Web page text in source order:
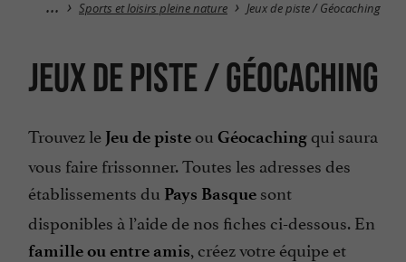
Sports et loisirs pleine nature Jeux de piste / Géocaching
Jeux de piste / Géocaching
Trouvez le Jeu de piste ou Géocachingqui saura
vous faire frissonner. Toutes les adresses des
établissements du Pays Basque sont
disponibles à l’aide de nos fiches ci-dessous. En
famille ou entre amis, créez votre équipe et